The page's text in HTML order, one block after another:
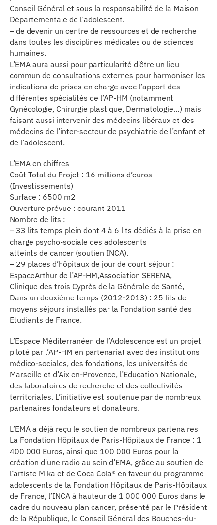
Conseil Général et sous la responsabilité de la Maison
Départementale de l’adolescent.
– de devenir un centre de ressources et de recherche
dans toutes les disciplines médicales ou de sciences
humaines.
L’EMA aura aussi pour particularité d’être un lieu
commun de consultations externes pour harmoniser les
indications de prises en charge avec l’apport des
différentes spécialités de l’AP-HM (notamment
Gynécologie, Chirurgie plastique, Dermatologie…) mais
faisant aussi intervenir des médecins libéraux et des
médecins de l’inter-secteur de psychiatrie de l’enfant et
de l’adolescent.
L’EMA en chiffres
Coût Total du Projet : 16 millions d’euros
(Investissements)
Surface : 6500 m2
Ouverture prévue : courant 2011
Nombre de lits :
– 33 lits temps plein dont 4 à 6 lits dédiés à la prise en
charge psycho-sociale des adolescents
atteints de cancer (soutien INCA).
– 29 places d’hôpitaux de jour de court séjour :
EspaceArthur de l’AP-HM,Association SERENA,
Clinique des trois Cyprès de la Générale de Santé,
Dans un deuxième temps (2012-2013) : 25 lits de
moyens séjours installés par la Fondation santé des
Etudiants de France.
L’Espace Méditerranéen de l’Adolescence est un projet
piloté par l’AP-HM en partenariat avec des institutions
médico-sociales, des fondations, les universités de
Marseille et d’Aix en-Provence, l’Education Nationale,
des laboratoires de recherche et des collectivités
territoriales. L’initiative est soutenue par de nombreux
partenaires fondateurs et donateurs.
L’EMA a déjà reçu le soutien de nombreux partenaires
La Fondation Hôpitaux de Paris-Hôpitaux de France : 1
400 000 Euros, ainsi que 100 000 Euros pour la
création d’une radio au sein d’EMA, grâce au soutien de
l’artiste Mika et de Coca Cola® en faveur du programme
adolescents de la Fondation Hôpitaux de Paris-Hôpitaux
de France, l’INCA à hauteur de 1 000 000 Euros dans le
cadre du nouveau plan cancer, présenté par le Président
de la République, le Conseil Général des Bouches-du-